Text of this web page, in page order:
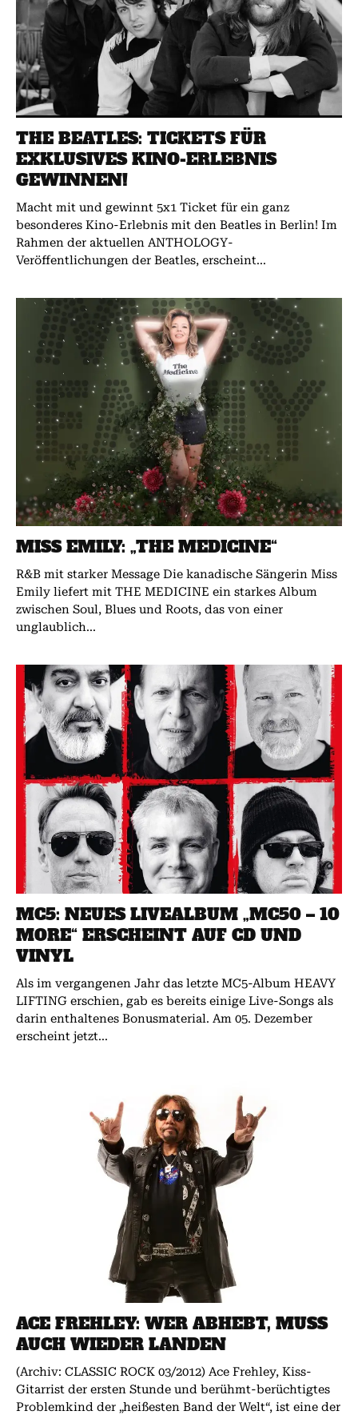
THE BEATLES: TICKETS FÜR
EXKLUSIVES KINO-ERLEBNIS
GEWINNEN!
Macht mit und gewinnt 5x1 Ticket für ein ganz
besonderes Kino-Erlebnis mit den Beatles in Berlin! Im
Rahmen der aktuellen ANTHOLOGY-
Veröffentlichungen der Beatles, erscheint...
MISS EMILY: „THE MEDICINE“
R&B mit starker Message Die kanadische Sängerin Miss
Emily liefert mit THE MEDICINE ein starkes Album
zwischen Soul, Blues und Roots, das von einer
unglaublich...
MC5: NEUES LIVEALBUM „MC50 – 10
MORE“ ERSCHEINT AUF CD UND
VINYL
Als im vergangenen Jahr das letzte MC5-Album HEAVY
LIFTING erschien, gab es bereits einige Live-Songs als
darin enthaltenes Bonusmaterial. Am 05. Dezember
erscheint jetzt...
ACE FREHLEY: WER ABHEBT, MUSS
AUCH WIEDER LANDEN
(Archiv: CLASSIC ROCK 03/2012) Ace Frehley, Kiss-
Gitarrist der ersten Stunde und berühmt-berüchtigtes
Problemkind der „heißesten Band der Welt“, ist eine der